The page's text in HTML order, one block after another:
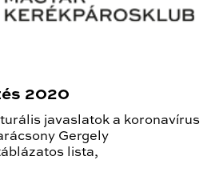
2020
javaslatok a koronavírus
Gergely
lista,